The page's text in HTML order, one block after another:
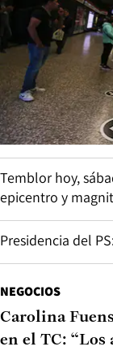
Temblor hoy,
epicentro y
Presidencia del
NEGOCIOS
Carolina
en el TC: “Los